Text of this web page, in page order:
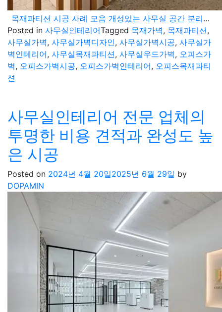
목재파티션 시공 사례 모음 개성있는 사무실 공간 분리 가벽 제작
Posted in 사무실인테리어Tagged 목재가벽, 목재파티션,
사무실가벽, 사무실가벽디자인, 사무실가벽시공, 사무실가
벽인테리어, 사무실목재파티션, 사무실우드가벽, 오피스가
벽, 오피스가벽시공, 오피스가벽인테리어, 오피스목재파티
션
사무실인테리어 전문 업체의
투명한 비용 견적과 완성도 높
은 시공
Posted on 2024년 4월 20일2025년 6월 29일 by
DOPAMIN